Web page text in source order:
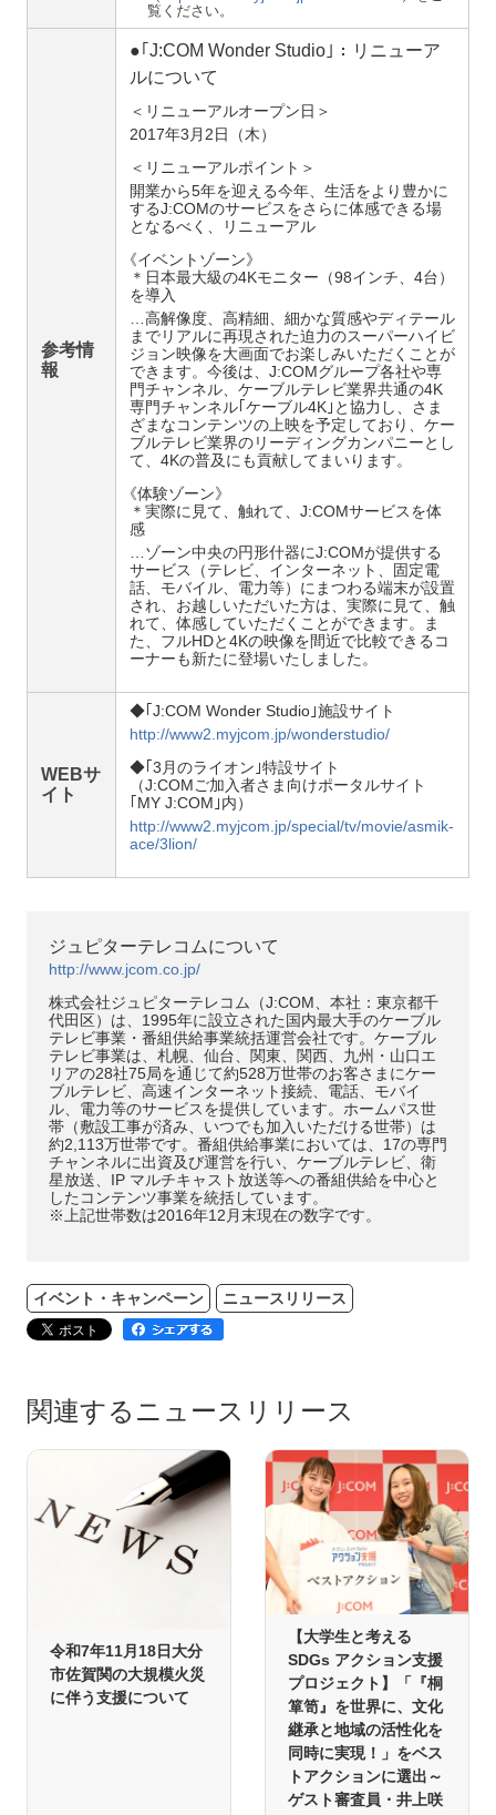
覧ください。
参考情
報
●｢J:COM Wonder Studio｣：リニューア
ルについて
＜リニューアルオープン日＞
2017年3月2日（木）
＜リニューアルポイント＞
開業から5年を迎える今年、生活をより豊かに
するJ:COMのサービスをさらに体感できる場
となるべく、リニューアル
《イベントゾーン》
＊日本最大級の4Kモニター（98インチ、4台）
を導入
…高解像度、高精細、細かな質感やディテール
までリアルに再現された迫力のスーパーハイビ
ジョン映像を大画面でお楽しみいただくことが
できます。今後は、J:COMグループ各社や専
門チャンネル、ケーブルテレビ業界共通の4K
専門チャンネル｢ケーブル4K｣と協力し、さま
ざまなコンテンツの上映を予定しており、ケー
ブルテレビ業界のリーディングカンパニーとし
て、4Kの普及にも貢献してまいります。
《体験ゾーン》
＊実際に見て、触れて、J:COMサービスを体
感
…ゾーン中央の円形什器にJ:COMが提供する
サービス（テレビ、インターネット、固定電
話、モバイル、電力等）にまつわる端末が設置
され、お越しいただいた方は、実際に見て、触
れて、体感していただくことができます。ま
た、フルHDと4Kの映像を間近で比較できるコ
ーナーも新たに登場いたしました。
WEBサ
イト
◆｢J:COM Wonder Studio｣施設サイト
http://www2.myjcom.jp/wonderstudio/
◆｢3月のライオン｣特設サイト
（J:COMご加入者さま向けポータルサイト
｢MY J:COM｣内）
http://www2.myjcom.jp/special/tv/movie/asmik-
ace/3lion/
ジュピターテレコムについて
http://www.jcom.co.jp/
株式会社ジュピターテレコム（J:COM、本社：東京都千
代田区）は、1995年に設立された国内最大手のケーブル
テレビ事業・番組供給事業統括運営会社です。ケーブル
テレビ事業は、札幌、仙台、関東、関西、九州・山口エ
リアの28社75局を通じて約528万世帯のお客さまにケー
ブルテレビ、高速インターネット接続、電話、モバイ
ル、電力等のサービスを提供しています。ホームパス世
帯（敷設工事が済み、いつでも加入いただける世帯）は
約2,113万世帯です。番組供給事業においては、17の専門
チャンネルに出資及び運営を行い、ケーブルテレビ、衛
星放送、IP マルチキャスト放送等への番組供給を中心と
したコンテンツ事業を統括しています。
※上記世帯数は2016年12月末現在の数字です。
イベント・キャンペーン ニュースリリース
関連するニュースリリース
令和7年11月18日大分
市佐賀関の大規模火災
に伴う支援について
【大学生と考える
SDGs アクション支援
プロジェクト】「『桐
箪笥』を世界に、文化
継承と地域の活性化を
同時に実現！」をベス
トアクションに選出～
ゲスト審査員・井上咲